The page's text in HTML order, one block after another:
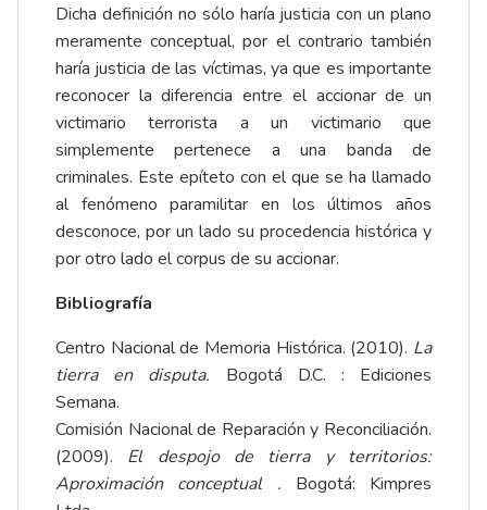
Dicha definición no sólo haría justicia con un plano
meramente conceptual, por el contrario también
haría justicia de las víctimas, ya que es importante
reconocer la diferencia entre el accionar de un
victimario terrorista a un victimario que
simplemente pertenece a una banda de
criminales. Este epíteto con el que se ha llamado
al fenómeno paramilitar en los últimos años
desconoce, por un lado su procedencia histórica y
por otro lado el corpus de su accionar.
Bibliografía
Centro Nacional de Memoria Histórica. (2010). La
tierra en disputa. Bogotá D.C. : Ediciones
Semana.
Comisión Nacional de Reparación y Reconciliación.
(2009). El despojo de tierra y territorios:
Aproximación conceptual . Bogotá: Kimpres